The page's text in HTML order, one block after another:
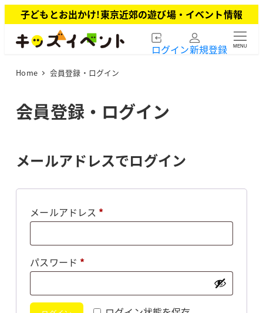
イ
子どもとお出かけ!東京近郊の遊び場・イベント情報
ログイン新規登録 MENU
Home 会員登録・ログイン
会員登録・ログイン
メールアドレスでログイン
メールアドレス *必
パスワード *必